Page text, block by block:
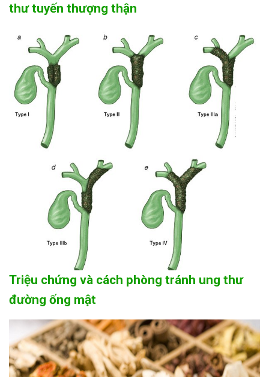
thư tuyến thượng thận
Triệu chứng và cách phòng tránh ung thư
đường ống mật